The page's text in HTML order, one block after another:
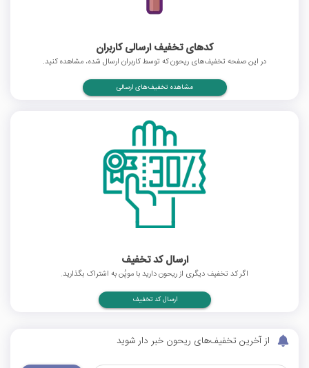
کدهای تخفیف ارسالی کاربران
در این صفحه تخفیف‌های ریحون که توسط کاربران ارسال شده، مشاهده کنید.
مشاهده تخفیف‌های ارسالی
ارسال کد تخفیف
اگر کد تخفیف دیگری از ریحون دارید با موپُن به اشتراک بگذارید.
ارسال کد تخفیف
از آخرین تخفیف‌های ریحون خبر دار شوید